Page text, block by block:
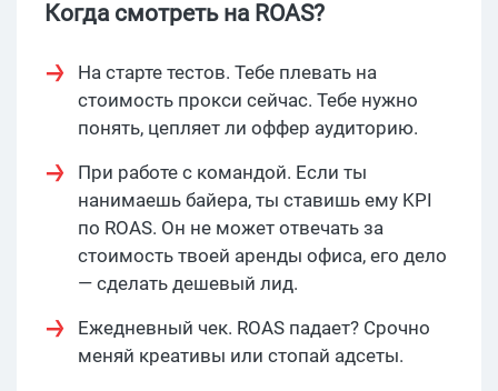
Когда смотреть на ROAS?
На старте тестов. Тебе плевать на
стоимость прокси сейчас. Тебе нужно
понять, цепляет ли оффер аудиторию.
При работе с командой. Если ты
нанимаешь байера, ты ставишь ему KPI
по ROAS. Он не может отвечать за
стоимость твоей аренды офиса, его дело
— сделать дешевый лид.
Ежедневный чек. ROAS падает? Срочно
меняй креативы или стопай адсеты.